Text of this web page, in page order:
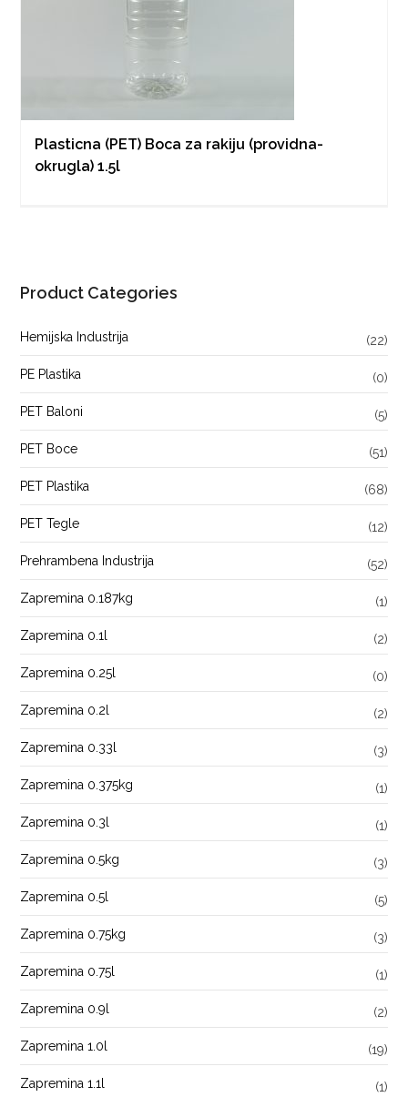
Plasticna (PET) Boca za rakiju (providna-
okrugla) 1.5l
Product Categories
Hemijska Industrija (22)
PE Plastika (0)
PET Baloni (5)
PET Boce (51)
PET Plastika (68)
PET Tegle (12)
Prehrambena Industrija (52)
Zapremina 0.187kg (1)
Zapremina 0.1l (2)
Zapremina 0.25l (0)
Zapremina 0.2l (2)
Zapremina 0.33l (3)
Zapremina 0.375kg (1)
Zapremina 0.3l (1)
Zapremina 0.5kg (3)
Zapremina 0.5l (5)
Zapremina 0.75kg (3)
Zapremina 0.75l (1)
Zapremina 0.9l (2)
Zapremina 1.0l (19)
Zapremina 1.1l (1)